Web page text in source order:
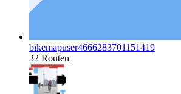
bikemapuser4666283701151419
32 Routen